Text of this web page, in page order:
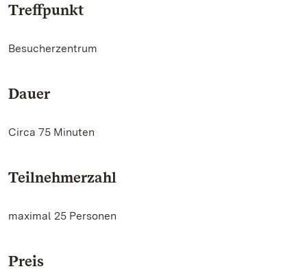
Treffpunkt
Besucherzentrum
Dauer
Circa 75 Minuten
Teilnehmerzahl
maximal 25 Personen
Preis